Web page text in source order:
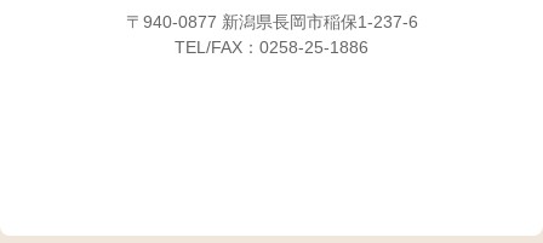
〒940-0877 新潟県長岡市稲保1-237-6
TEL/FAX：0258-25-1886